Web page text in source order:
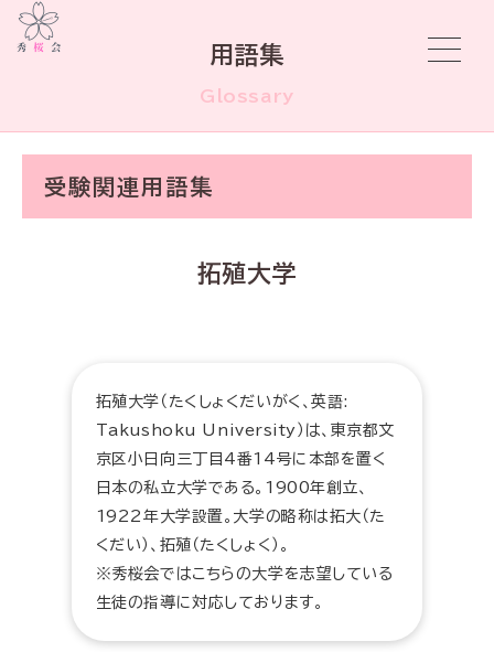
用語集
Glossary
受験関連用語集
拓殖大学
拓殖大学（たくしょくだいがく、英語:
Takushoku University）は、東京都文
京区小日向三丁目4番14号に本部を置く
日本の私立大学である。1900年創立、
1922年大学設置。大学の略称は拓大（た
くだい）、拓殖（たくしょく）。
※秀桜会ではこちらの大学を志望している
生徒の指導に対応しております。